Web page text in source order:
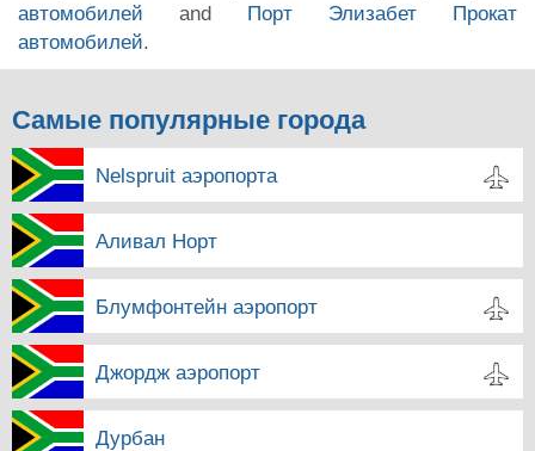
автомобилей and Порт Элизабет Прокат
автомобилей.
Самые популярные города
Nelspruit аэропорта
Аливал Норт
Блумфонтейн аэропорт
Джордж аэропорт
Дурбан